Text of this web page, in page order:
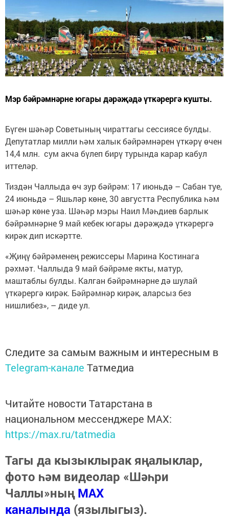
Мэр бәйрәмнәрне югары дәрәҗәдә үткәрергә кушты.
Бүген шәһәр Советының чираттагы сессиясе булды.
Депутатлар милли һәм халык бәйрәмнәрен үткәрү өчен
14,4 млн. сум акча бүлеп бирү турында карар кабул
иттеләр.
Тиздән Чаллыда өч зур бәйрәм: 17 июньдә – Сабан туе,
24 июньдә – Яшьләр көне, 30 августта Республика һәм
шәһәр көне уза. Шәһәр мэры Наил Мәһдиев барлык
бәйрәмнәрне 9 май кебек югары дәрәҗәдә үткәрергә
кирәк дип искәртте.
«Җиңү бәйрәменең режиссеры Марина Костинага
рәхмәт. Чаллыда 9 май бәйрәме якты, матур,
маштаблы булды. Калган бәйрәмнәрне дә шулай
үткәрергә кирәк. Бәйрәмнәр кирәк, аларсыз без
нишлибез», – диде ул.
Следите за самым важным и интересным в
Telegram-канале Татмедиа
Читайте новости Татарстана в
национальном мессенджере MАХ:
https://max.ru/tatmedia
Тагы да кызыклырак яңалыклар,
фото һәм видеолар «Шәһри
Чаллы»ныңMAX
каналында (язылыгыз).